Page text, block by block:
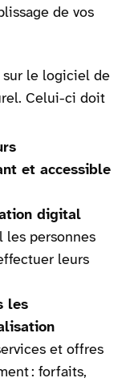
de vos
sur le logiciel de
Celui-ci doit
et accessible
digital
les personnes
leurs
les
et offres
: forfaits,